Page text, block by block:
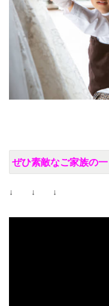
ぜひ素敵なご家族の
↓ ↓ ↓